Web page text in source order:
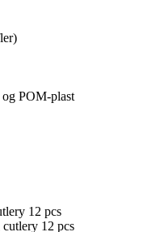
POM-plast
12 pcs